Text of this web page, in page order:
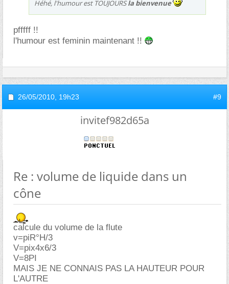
Héhé, l'humour est TOUJOURSla bienvenue
pfffff !!
l'humour est feminin maintenant !!
26/05/2010, 19h23 #9
invitef982d65a
Re : volume de liquide dans un
cône
calcule du volume de la flute
v=piR°H/3
V=pix4x6/3
V=8PI
MAIS JE NE CONNAIS PAS LA HAUTEUR POUR
L'AUTRE